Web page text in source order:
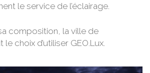
le service de l’éclairage.
composition, la ville de
choix d’utiliser GEO.Lux.